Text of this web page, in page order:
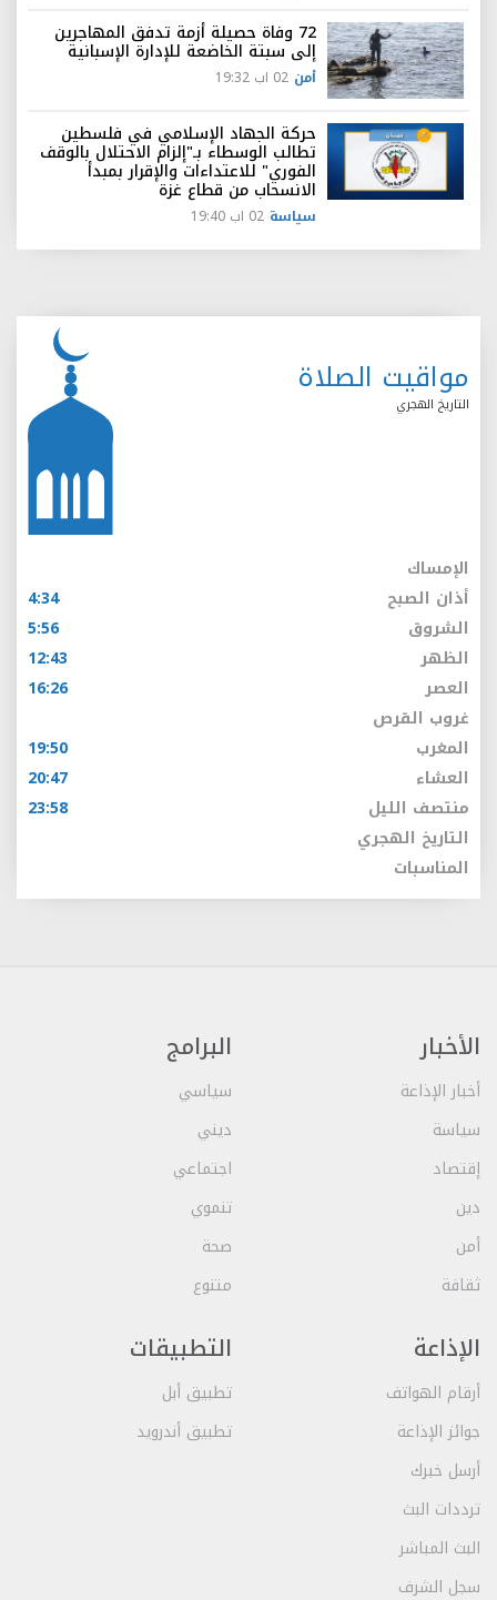
72 وفاة حصيلة أزمة تدفق المهاجرين
إلى سبتة الخاضعة للإدارة الإسبانية
أمن 02 اب 19:32
حركة الجهاد الإسلامي في فلسطين
تطالب الوسطاء بـ"إلزام الاحتلال بالوقف
الفوري" للاعتداءات والإقرار بمبدأ
الانسحاب من قطاع غزة
سياسة 02 اب 19:40
مواقيت الصلاة
التاريخ الهجري
الإمساك
أذان الصبح
4:34
الشروق
5:56
الظهر
12:43
العصر
16:26
غروب القرص
المغرب
19:50
العشاء
20:47
منتصف الليل
23:58
التاريخ الهجري
المناسبات
الأخبار
أخبار الإذاعة
سياسة
إقتصاد
دين
أمن
ثقافة
البرامج
سياسي
ديني
اجتماعي
تنموي
صحة
متنوع
الإذاعة
أرقام الهواتف
جوائز الإذاعة
أرسل خبرك
ترددات البث
البث المباشر
سجل الشرف
التطبيقات
تطبيق أبل
تطبيق أندرويد